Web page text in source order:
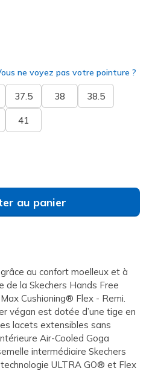
ne voyez pas votre pointure ?
37.5 38 38.5
41
au panier
au confort moelleux et à
de la Skechers Hands Free
Cushioning® Flex - Remi.
végan est dotée d’une tige en
lacets extensibles sans
Air-Cooled Goga
intermédiaire Skechers
ULTRA GO® et Flex